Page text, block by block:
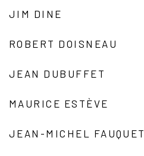
JIM DINE
ROBERT DOISNEAU
JEAN DUBUFFET
MAURICE ESTÈVE
JEAN-MICHEL FAUQUET